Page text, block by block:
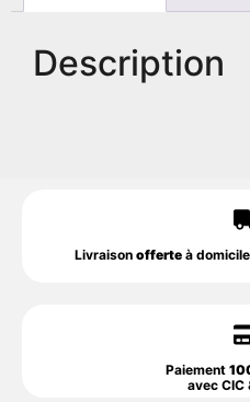
Description
Livraison offerte à
Paiement
avec CIC